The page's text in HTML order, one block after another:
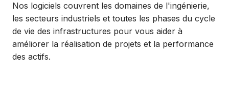
Nos logiciels couvrent les domaines de l'ingénierie,
les secteurs industriels et toutes les phases du cycle
de vie des infrastructures pour vous aider à
améliorer la réalisation de projets et la performance
des actifs.